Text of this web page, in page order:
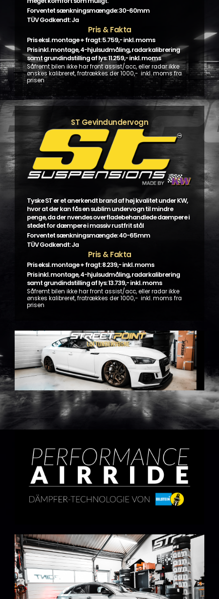
Forventet sænkningsmængde: 30-60mm
TÜV Godkendt: Ja
Pris & Fakta
Pris eksl. montage + fragt: 5.759,- inkl. moms
Pris inkl. montage, 4-hjulsudmåling, radarkalibrering
samt grundindstilling af lys: 11.259,- inkl. moms
Såfremt bilen ikke har front assist/acc, eller radar ikke
ønskes kalibreret, fratrækkes der 1000,- inkl. moms fra
prisen
ST Gevindundervogn
Tyske ST er et anerkendt brand af høj kvalitet under KW,
hvor at der kan fås en sublim undervogn til mindre
penge, da der nvendes overfladebehandlede dæmpere i
stedet for dæmpere i massiv rustfrit stål
Forventet sænkningsmængde: 40-65mm
TÜV Godkendt: Ja
Pris & Fakta
Pris eksl. montage + fragt: 8.239,- inkl. moms
Pris inkl. montage, 4-hjulsudmåling, radarkalibrering
samt grundindstilling af lys: 13.739,- inkl. moms
Såfremt bilen ikke har front assist/acc, eller radar ikke
ønskes kalibreret, fratrækkes der 1000,- inkl. moms fra
prisen